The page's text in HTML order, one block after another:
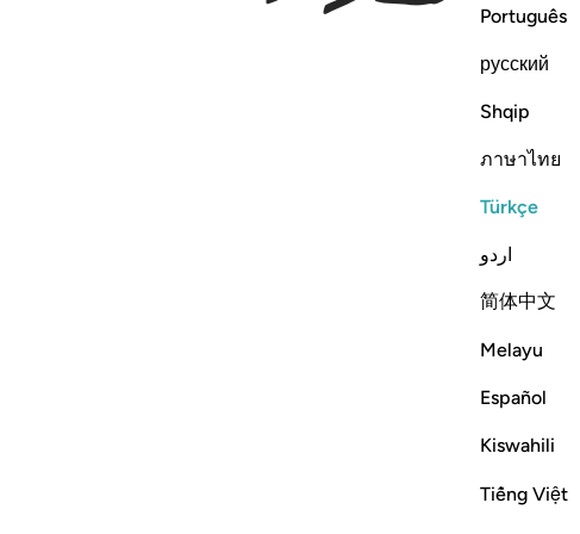
Português
русский
Shqip
ภาษาไทย
Türkçe
اردو
简体中文
Melayu
Español
Kiswahili
Tiếng Việt